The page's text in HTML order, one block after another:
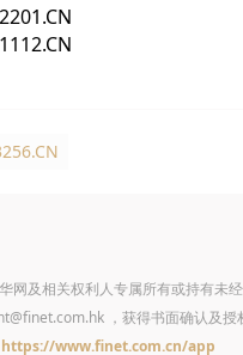
网及相关权利人专属所有或持有未
，获得书面确认及授
https://www.finet.com.cn/app